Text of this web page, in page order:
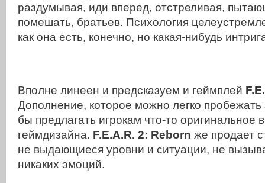
раздумывая, иди вперед, отстреливая,
помешать, братьев. Психология
как она есть, конечно, но какая-нибудь
Вполне линеен и предсказуем и геймплей
Дополнение, которое можно легко
бы предлагать игрокам что-то оригинальное
геймдизайна. F.E.A.R. 2: Reborn же продает
не выдающиеся уровни и ситуации, не
никаких эмоций.